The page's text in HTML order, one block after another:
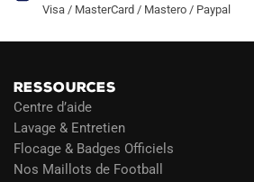
Visa / MasterCard / Mastero / Paypal
RESSOURCES
Centre d’aide
Lavage & Entretien
Flocage & Badges Officiels
Nos Maillots de Football